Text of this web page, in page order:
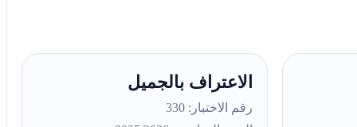
الاعتراف بالجميل
رقم الاختبار: 330